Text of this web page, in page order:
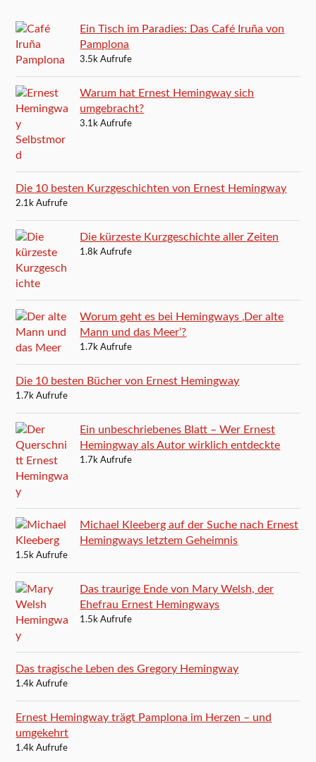
Ein Tisch im Paradies: Das Café Iruña von
Pamplona
3.5k Aufrufe
Warum hat Ernest Hemingway sich
umgebracht?
3.1k Aufrufe
Die 10 besten Kurzgeschichten von Ernest Hemingway
2.1k Aufrufe
Die kürzeste Kurzgeschichte aller Zeiten
1.8k Aufrufe
Worum geht es bei Hemingways ‚Der alte
Mann und das Meer‘?
1.7k Aufrufe
Die 10 besten Bücher von Ernest Hemingway
1.7k Aufrufe
Ein unbeschriebenes Blatt – Wer Ernest
Hemingway als Autor wirklich entdeckte
1.7k Aufrufe
Michael Kleeberg auf der Suche nach Ernest
Hemingways letztem Geheimnis
1.5k Aufrufe
Das traurige Ende von Mary Welsh, der
Ehefrau Ernest Hemingways
1.5k Aufrufe
Das tragische Leben des Gregory Hemingway
1.4k Aufrufe
Ernest Hemingway trägt Pamplona im Herzen – und
umgekehrt
1.4k Aufrufe